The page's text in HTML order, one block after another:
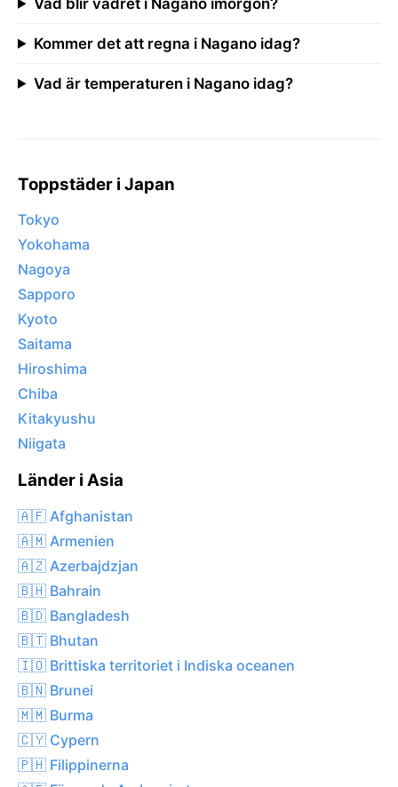
Kommer det att regna i Nagano idag?
Vad är temperaturen i Nagano idag?
Toppstäder i Japan
Tokyo
Yokohama
Nagoya
Sapporo
Kyoto
Saitama
Hiroshima
Chiba
Kitakyushu
Niigata
Länder i Asia
🇦🇫 Afghanistan
🇦🇲 Armenien
🇦🇿 Azerbajdzjan
🇧🇭 Bahrain
🇧🇩 Bangladesh
🇧🇹 Bhutan
🇮🇴 Brittiska territoriet i Indiska oceanen
🇧🇳 Brunei
🇲🇲 Burma
🇨🇾 Cypern
🇵🇭 Filippinerna